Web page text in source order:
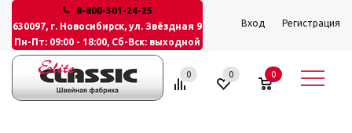
8-800-301-24-25
630097, г. Новосибирск, ул. Звёздная 9
Пн-Пт: 09:00 - 18:00, Сб-Вск: выходной
Вход Регистрация
0 0 0